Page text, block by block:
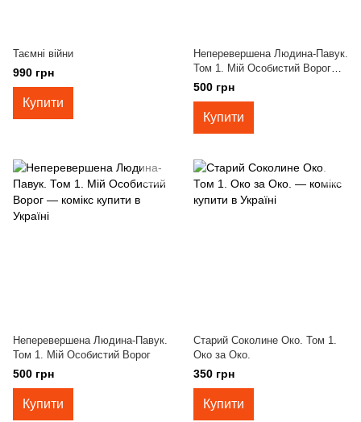
Таємні війни
990 грн
Купити
Неперевершена Людина-Павук.
Том 1. Мій Особистий Ворог
(Альтернативна Обкладинка)
500 грн
Купити
Неперевершена Людина-Павук.
Том 1. Мій Особистий Ворог
500 грн
Купити
Старий Соколине Око. Том 1.
Око за Око.
350 грн
Купити